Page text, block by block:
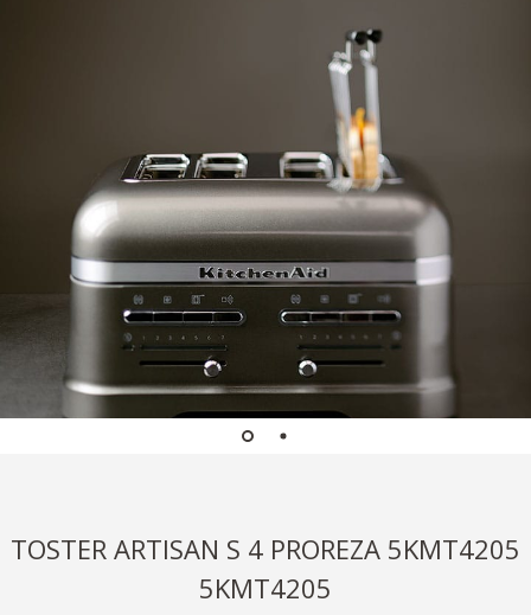
TOSTER ARTISAN S 4 PROREZA 5KMT4205
5KMT4205